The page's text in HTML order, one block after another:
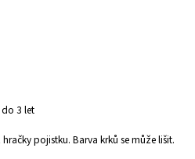
3 let
pojistku. Barva krků se může lišit.